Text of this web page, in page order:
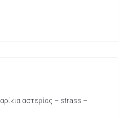
αστερίας – strass –